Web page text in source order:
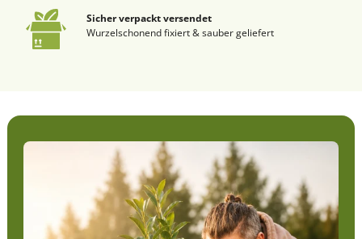
Sicher verpackt versendet
Wurzelschonend fixiert & sauber geliefert